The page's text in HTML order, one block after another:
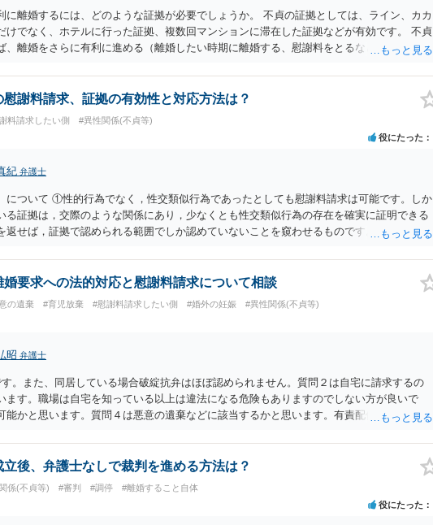
に離婚するには、どのような証拠が必要でしょうか。 不貞の証拠としては、ライン、カカ
けでなく、ホテルに行った証拠、複数回マンションに滞在した証拠などが有効です。 不貞
、離婚をさらに有利に進める（離婚したい時期に離婚する、慰謝料をとるなど）ことがで
、ご注意ください。 以上、ご参考まで。
謝料請求、証拠の有効性と対応方法は？
料請求したい側 #異性関係(不貞等)
役にたった
紀 弁護士
について ①性的行為でなく，性交類似行為であったとしても慰謝料請求は可能です。しか
る証拠は，交際のような関係にあり，少なくとも性交類似行為の存在を確実に証明できる
返せば，証拠で認められる範囲でしか認めていないことを窺わせるものです。）。ですか
考慮されることになるかもしれません。 ②夫との今後のことを考えて書いてもらうか否か
よいと思います。今ある証拠以上のことを証明（証明力を強めることも含む）できるので
，その価値と夫との関係との均衡のように思います。 ③行政書士に委任をしているのであ
な内容の委任なのか不明ですが，その行政書士との協議になると思います。請求するか，
その点の見極めや，相手方は性交類似行為は認めているのか，それさえも否定しているの
え方・進め方は変わってくると思います。 ④性交類似行為を認めているにもかかわらず支
であれば，本人（行政書士でも同じだと思います。）への対応ではあまり変わらないよう
額で折り合えるなら本人様の交渉でもよいように思いますが，ゼロかどうかの観点であれ
しかなくなるようにも思います。そうしますと，お近くの弁護士に相談して進めることを
婚要求への法的対応と慰謝料請求について相談
の遺棄 #育児放棄 #慰謝料請求したい側 #婚外の妊娠 #異性関係(不貞等)
昭 弁護士
。また、同居している場合破綻抗弁はほぼ認められません。質問２は自宅に請求するの
ます。職場は自宅を知っている以上は違法になる危険もありますのでしない方が良いで
能かと思います。質問４は悪意の遺棄などに該当するかと思います。有責配偶者ですので
生します。合意があれば法的に可能ですが法律で強制することはできません。質問６は可
は不貞行為の写真データ（ハメ撮り）、第三者撮影の腕組み写真、夫の自白録音まである
後、弁護士なしで裁判を進める方法は？
係(不貞等) #審判 #調停 #離婚すること自体
役にたった